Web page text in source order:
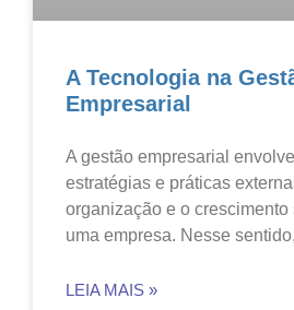
A Tecnologia na
Empresarial
A gestão empresarial
estratégias e práticas
organização e o crescimento
uma empresa. Nesse
LEIA MAIS »